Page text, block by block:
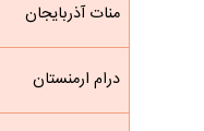
منات آذربایجان
درام ارمنستان